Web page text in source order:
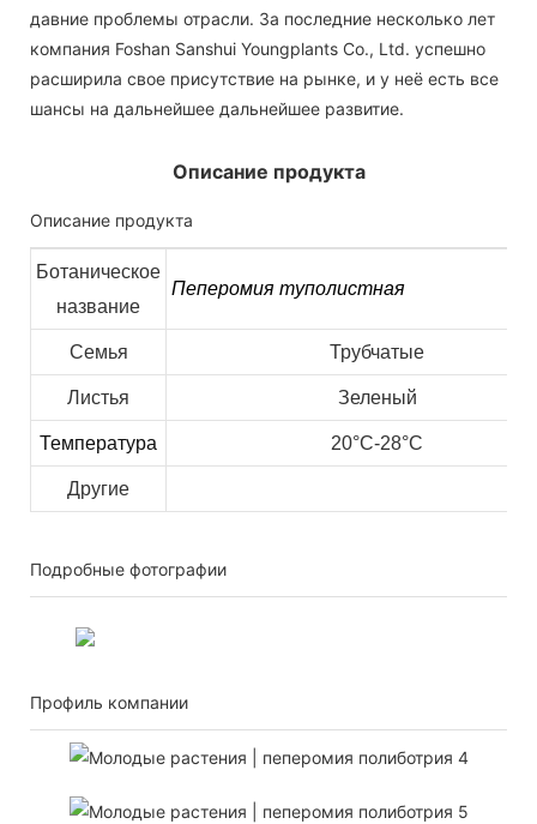
давние проблемы отрасли. За последние несколько лет
компания Foshan Sanshui Youngplants Co., Ltd. успешно
расширила свое присутствие на рынке, и у неё есть все
шансы на дальнейшее дальнейшее развитие.
Описание продукта
Описание продукта
Ботаническое
название
Пеперомия туполистная
Семья Трубчатые
Листья Зеленый
Температура 20°C-28°C
Другие
Подробные фотографии
Профиль компании